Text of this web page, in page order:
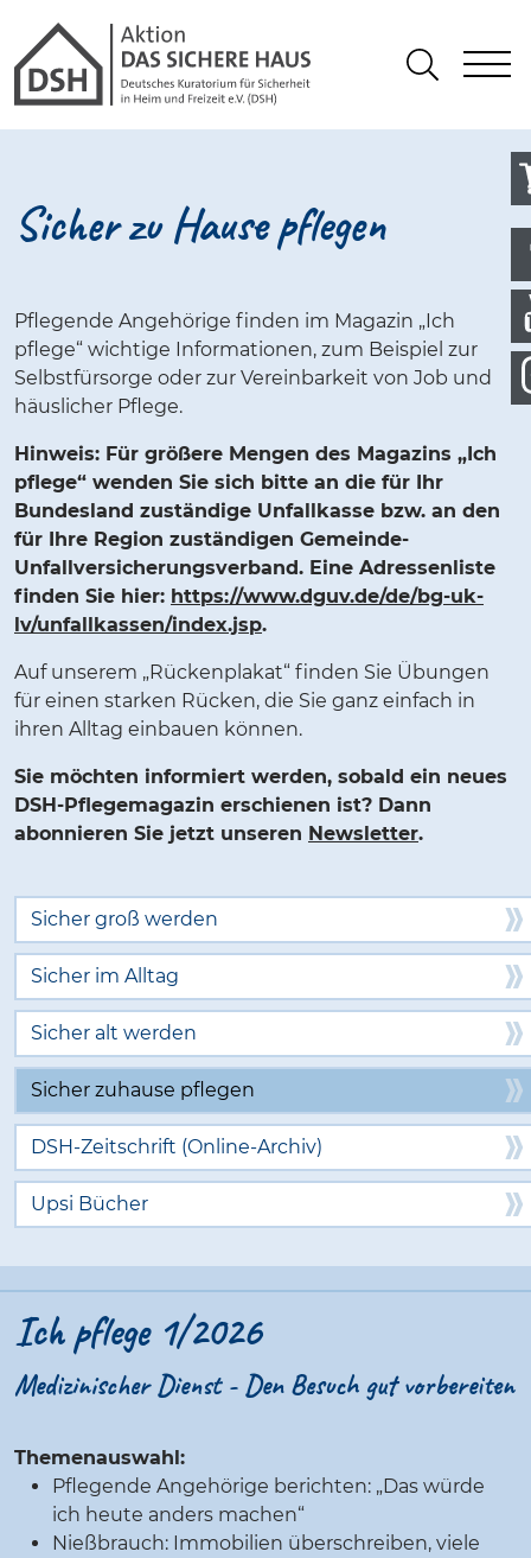
Gathmann Michaelis und
Suchen
Sicher zu Hause pflegen
Pflegende Angehörige finden im Magazin „Ich
pflege“ wichtige Informationen, zum Beispiel zur
Selbstfürsorge oder zur Vereinbarkeit von Job und
häuslicher Pflege.
Hinweis: Für größere Mengen des Magazins „Ich
pflege“ wenden Sie sich bitte an die für Ihr
Bundesland zuständige Unfallkasse bzw. an den
für Ihre Region zuständigen Gemeinde-
Unfallversicherungsverband. Eine Adressenliste
finden Sie hier: https://www.dguv.de/de/bg-uk-
lv/unfallkassen/index.jsp.
Auf unserem „Rückenplakat“ finden Sie Übungen
für einen starken Rücken, die Sie ganz einfach in
ihren Alltag einbauen können.
Sie möchten informiert werden, sobald ein neues
DSH-Pflegemagazin erschienen ist? Dann
abonnieren Sie jetzt unseren Newsletter.
Sicher groß werden
Sicher im Alltag
Sicher alt werden
Sicher zuhause pflegen
DSH-Zeitschrift (Online-Archiv)
Upsi Bücher
Ich pflege 1/2026
Medizinischer Dienst - Den Besuch gut vorbereiten
Themenauswahl:
Pflegende Angehörige berichten: „Das würde
ich heute anders machen“
Nießbrauch: Immobilien überschreiben, viele